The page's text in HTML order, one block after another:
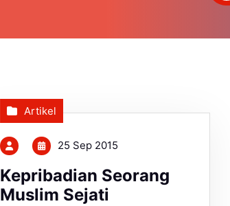
Artikel
25 Sep 2015
Kepribadian Seorang
Muslim Sejati